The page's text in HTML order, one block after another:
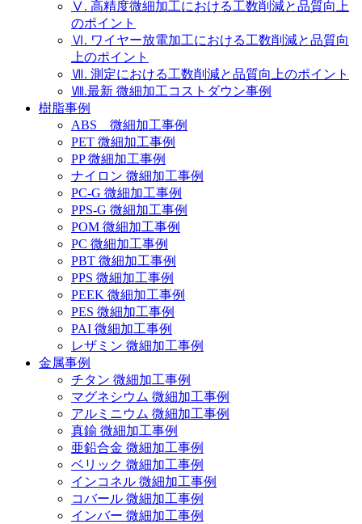
Ⅴ. 高精度微細加工における工数削減と品質向上
のポイント
Ⅵ. ワイヤー放電加工における工数削減と品質向
上のポイント
Ⅶ. 測定における工数削減と品質向上のポイント
Ⅷ.最新 微細加工コストダウン事例
樹脂事例
ABS 微細加工事例
PET 微細加工事例
PP 微細加工事例
ナイロン 微細加工事例
PC-G 微細加工事例
PPS-G 微細加工事例
POM 微細加工事例
PC 微細加工事例
PBT 微細加工事例
PPS 微細加工事例
PEEK 微細加工事例
PES 微細加工事例
PAI 微細加工事例
レザミン 微細加工事例
金属事例
チタン 微細加工事例
マグネシウム 微細加工事例
アルミニウム 微細加工事例
真鍮 微細加工事例
亜鉛合金 微細加工事例
ベリック 微細加工事例
インコネル 微細加工事例
コバール 微細加工事例
インバー 微細加工事例